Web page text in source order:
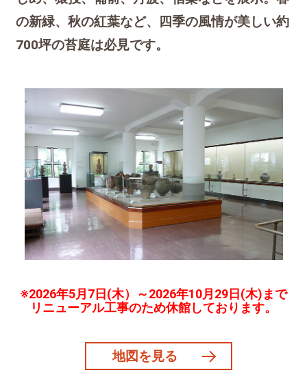
の新緑、秋の紅葉など、四季の風情が美しい約
700坪の苔庭は必見です。
※2026年5月7日(木）～2026年10月29日(木)まで
リニューアル工事のため休館しております。
地図を見る